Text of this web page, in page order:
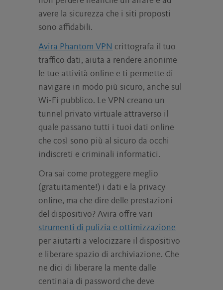
avere la sicurezza che i siti proposti
sono affidabili.
Avira Phantom VPN crittografa il tuo
traffico dati, aiuta a rendere anonime
le tue attività online e ti permette di
navigare in modo più sicuro, anche sul
Wi-Fi pubblico. Le VPN creano un
tunnel privato virtuale attraverso il
quale passano tutti i tuoi dati online
che così sono più al sicuro da occhi
indiscreti e criminali informatici.
Ora sai come proteggere meglio
(gratuitamente!) i dati e la privacy
online, ma che dire delle prestazioni
del dispositivo? Avira offre vari
strumenti di pulizia e ottimizzazione
per aiutarti a velocizzare il dispositivo
e liberare spazio di archiviazione. Che
ne dici di liberare la mente dalle
centinaia di password che deve